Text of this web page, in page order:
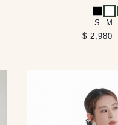
黑 白
S M
$ 2,980